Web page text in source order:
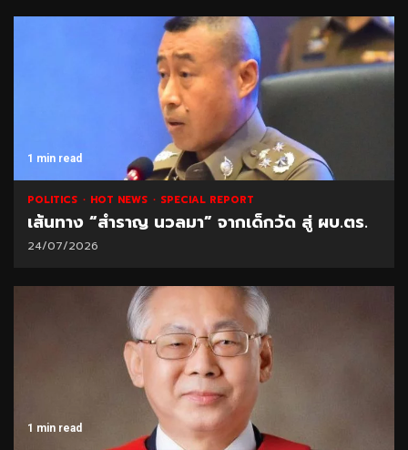
1 min read
POLITICS HOT NEWS SPECIAL REPORT
เส้นทาง “สำราญ นวลมา” จากเด็กวัด สู่ ผบ.ตร.
24/07/2026
1 min read